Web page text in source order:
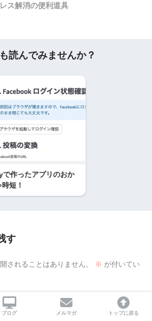
ス解消の便利道具
読んでみませんか？
作ったアプリのおか
短！
す
されることはありません。 ※ が付いてい
ブログ メルマガ トップに戻る